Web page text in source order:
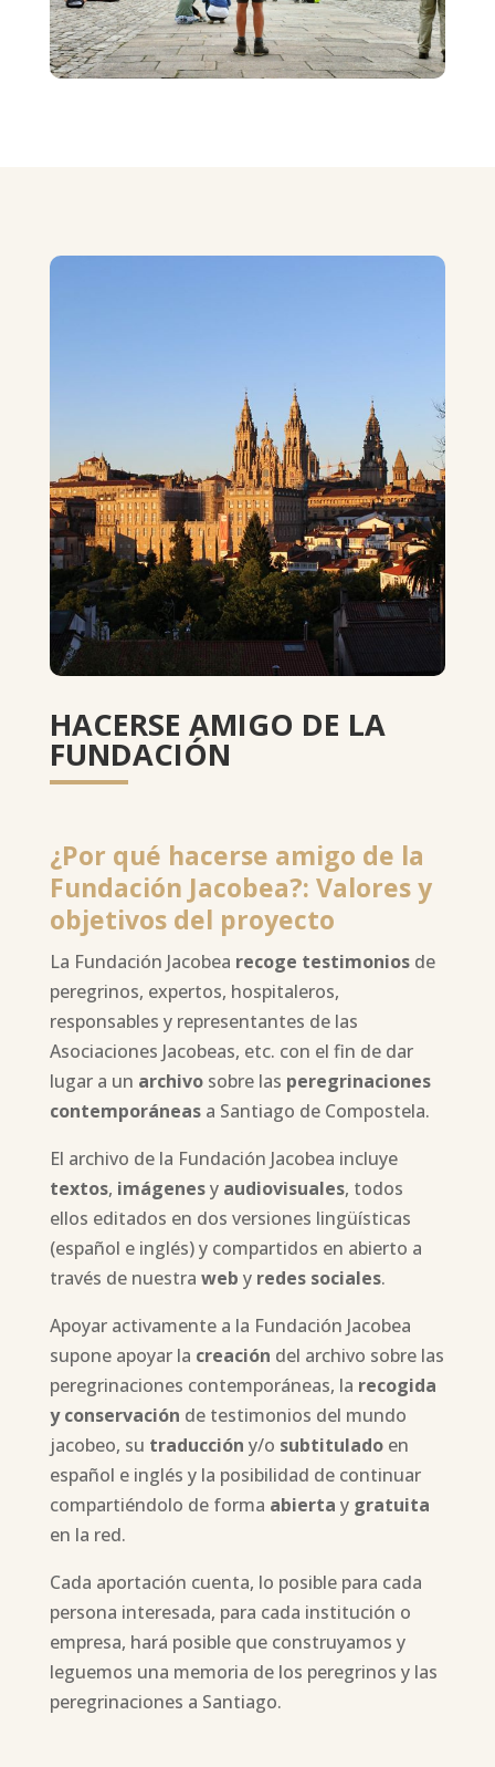
HACERSE AMIGO DE LA
FUNDACIÓN
¿Por qué hacerse amigo de la
Fundación Jacobea?: Valores y
objetivos del proyecto
La Fundación Jacobea recoge testimoniosde
peregrinos, expertos, hospitaleros,
responsables y representantes de las
Asociaciones Jacobeas, etc. con el fin de dar
lugar a un archivosobre las peregrinaciones
contemporáneasa Santiago de Compostela.
El archivo de la Fundación Jacobea incluye
textos, imágenesy audiovisuales, todos
ellos editados en dos versiones lingüísticas
(español e inglés) y compartidos en abierto a
través de nuestra web y redes sociales.
Apoyar activamente a la Fundación Jacobea
supone apoyar la creación del archivo sobre las
peregrinaciones contemporáneas, la recogida
y conservación de testimonios del mundo
jacobeo, su traducción y/o subtituladoen
español e inglés y la posibilidad de continuar
compartiéndolo de forma abierta y gratuita
en la red.
Cada aportación cuenta, lo posible para cada
persona interesada, para cada institución o
empresa, hará posible que construyamos y
leguemos una memoria de los peregrinos y las
peregrinaciones a Santiago.